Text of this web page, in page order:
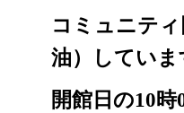
コミュニテ
油）していま
開館日の10時